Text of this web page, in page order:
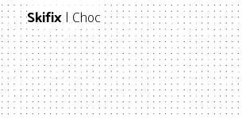
Skifix| Choc